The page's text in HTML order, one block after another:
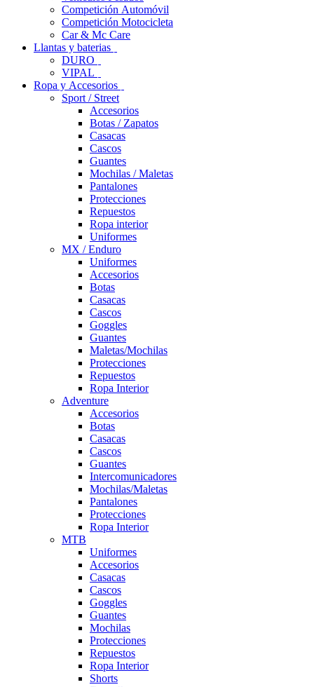
Competición Automóvil
Competición Motocicleta
Car & Mc Care
Llantas y baterias
DURO
VIPAL
Ropa y Accesorios
Sport / Street
Accesorios
Botas / Zapatos
Casacas
Cascos
Guantes
Mochilas / Maletas
Pantalones
Protecciones
Repuestos
Ropa interior
Uniformes
MX / Enduro
Uniformes
Accesorios
Botas
Casacas
Cascos
Goggles
Guantes
Maletas/Mochilas
Protecciones
Repuestos
Ropa Interior
Adventure
Accesorios
Botas
Casacas
Cascos
Guantes
Intercomunicadores
Mochilas/Maletas
Pantalones
Protecciones
Ropa Interior
MTB
Uniformes
Accesorios
Casacas
Cascos
Goggles
Guantes
Mochilas
Protecciones
Repuestos
Ropa Interior
Shorts